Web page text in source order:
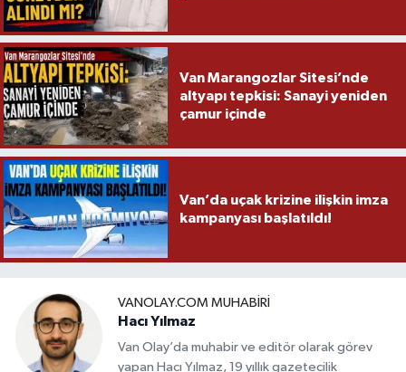
Van Marangozlar Sitesi’nde
altyapı tepkisi: Sanayi yeniden
çamur içinde
Van’da uçak krizine ilişkin imza
kampanyası başlatıldı!
VANOLAY.COM MUHABIRI
Hacı Yılmaz
Van Olay’da muhabir ve editör olarak görev
yapan Hacı Yılmaz, 19 yıllık gazetecilik